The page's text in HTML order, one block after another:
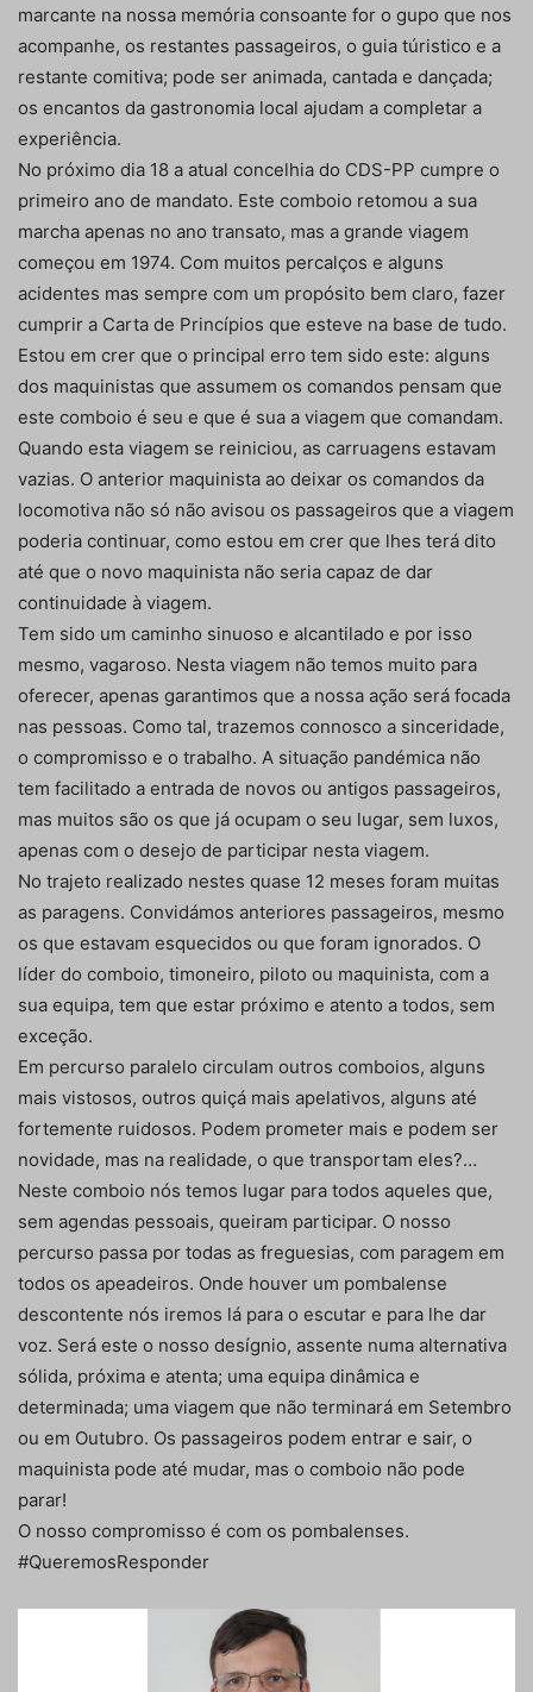
marcante na nossa memória consoante for o gupo que nos
acompanhe, os restantes passageiros, o guia túristico e a
restante comitiva; pode ser animada, cantada e dançada;
os encantos da gastronomia local ajudam a completar a
experiência.
No próximo dia 18 a atual concelhia do CDS-PP cumpre o
primeiro ano de mandato. Este comboio retomou a sua
marcha apenas no ano transato, mas a grande viagem
começou em 1974. Com muitos percalços e alguns
acidentes mas sempre com um propósito bem claro, fazer
cumprir a Carta de Princípios que esteve na base de tudo.
Estou em crer que o principal erro tem sido este: alguns
dos maquinistas que assumem os comandos pensam que
este comboio é seu e que é sua a viagem que comandam.
Quando esta viagem se reiniciou, as carruagens estavam
vazias. O anterior maquinista ao deixar os comandos da
locomotiva não só não avisou os passageiros que a viagem
poderia continuar, como estou em crer que lhes terá dito
até que o novo maquinista não seria capaz de dar
continuidade à viagem.
Tem sido um caminho sinuoso e alcantilado e por isso
mesmo, vagaroso. Nesta viagem não temos muito para
oferecer, apenas garantimos que a nossa ação será focada
nas pessoas. Como tal, trazemos connosco a sinceridade,
o compromisso e o trabalho. A situação pandémica não
tem facilitado a entrada de novos ou antigos passageiros,
mas muitos são os que já ocupam o seu lugar, sem luxos,
apenas com o desejo de participar nesta viagem.
No trajeto realizado nestes quase 12 meses foram muitas
as paragens. Convidámos anteriores passageiros, mesmo
os que estavam esquecidos ou que foram ignorados. O
líder do comboio, timoneiro, piloto ou maquinista, com a
sua equipa, tem que estar próximo e atento a todos, sem
exceção.
Em percurso paralelo circulam outros comboios, alguns
mais vistosos, outros quiçá mais apelativos, alguns até
fortemente ruidosos. Podem prometer mais e podem ser
novidade, mas na realidade, o que transportam eles?…
Neste comboio nós temos lugar para todos aqueles que,
sem agendas pessoais, queiram participar. O nosso
percurso passa por todas as freguesias, com paragem em
todos os apeadeiros. Onde houver um pombalense
descontente nós iremos lá para o escutar e para lhe dar
voz. Será este o nosso desígnio, assente numa alternativa
sólida, próxima e atenta; uma equipa dinâmica e
determinada; uma viagem que não terminará em Setembro
ou em Outubro. Os passageiros podem entrar e sair, o
maquinista pode até mudar, mas o comboio não pode
parar!
O nosso compromisso é com os pombalenses.
#QueremosResponder